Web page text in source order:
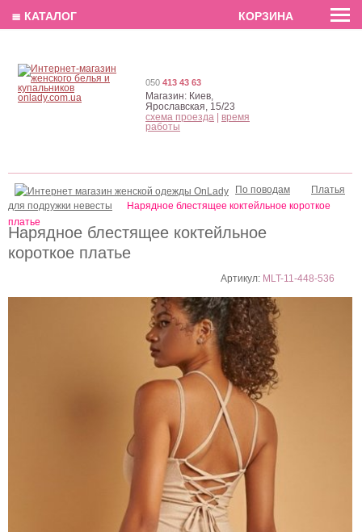
EN РУС
Нарядное блестящее коктейльное
короткое платье
Артикул: MLT-11-448-536
По поводам
Платья
для подружки невесты
Нарядное блестящее коктейльное короткое
платье
050 413 43 63
Магазин: Киев,
Ярославская, 15/23
схема проезда
время
работы
≣ КАТАЛОГ КОРЗИНА